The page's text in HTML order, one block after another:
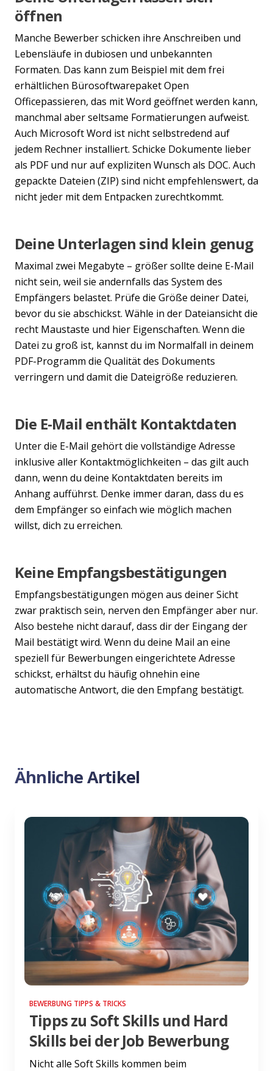
öffnen
Manche Bewerber schicken ihre Anschreiben und
Lebensläufe in dubiosen und unbekannten
Formaten. Das kann zum Beispiel mit dem frei
erhältlichen Bürosoftwarepaket Open
Officepassieren, das mit Word geöffnet werden kann,
manchmal aber seltsame Formatierungen aufweist.
Auch Microsoft Word ist nicht selbstredend auf
jedem Rechner installiert. Schicke Dokumente lieber
als PDF und nur auf expliziten Wunsch als DOC. Auch
gepackte Dateien (ZIP) sind nicht empfehlenswert, da
nicht jeder mit dem Entpacken zurechtkommt.
Deine Unterlagen sind klein genug
Maximal zwei Megabyte – größer sollte deine E-Mail
nicht sein, weil sie andernfalls das System des
Empfängers belastet. Prüfe die Größe deiner Datei,
bevor du sie abschickst. Wähle in der Dateiansicht die
recht Maustaste und hier Eigenschaften. Wenn die
Datei zu groß ist, kannst du im Normalfall in deinem
PDF-Programm die Qualität des Dokuments
verringern und damit die Dateigröße reduzieren.
Die E-Mail enthält Kontaktdaten
Unter die E-Mail gehört die vollständige Adresse
inklusive aller Kontaktmöglichkeiten – das gilt auch
dann, wenn du deine Kontaktdaten bereits im
Anhang aufführst. Denke immer daran, dass du es
dem Empfänger so einfach wie möglich machen
willst, dich zu erreichen.
Keine Empfangsbestätigungen
Empfangsbestätigungen mögen aus deiner Sicht
zwar praktisch sein, nerven den Empfänger aber nur.
Also bestehe nicht darauf, dass dir der Eingang der
Mail bestätigt wird. Wenn du deine Mail an eine
speziell für Bewerbungen eingerichtete Adresse
schickst, erhältst du häufig ohnehin eine
automatische Antwort, die den Empfang bestätigt.
Ähnliche Artikel
BEWERBUNG TIPPS & TRICKS
Tipps zu Soft Skills und Hard
Skills bei der Job Bewerbung
Nicht alle Soft Skills kommen beim